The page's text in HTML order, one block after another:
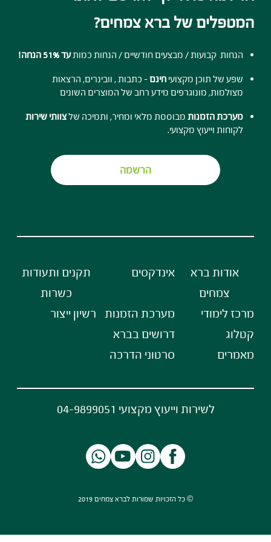
המטפלים של ברא צמחים?
הנחות קבועות / מבצעים חודשיים / הנחות כמותעד 51% הנחה!
שפע של תוכן מקצועיחינם- כתבות , וובינרים, הרצאות
מצולמות, מונוגרפים מידע רחב של המוצרים השונים
מערכת הזמנות מבוססת מלאי ומחיר, ותמיכה שלצוותי שירות
לקוחות וייעוץ מקצועי.
הרשמה
אודות ברא
צמחים
מרכז לימודי
קטלוג
מאמרים
אינדקסים
מערכת הזמנות
דרושים בברא
סרטוני הדרכה
תקנים ותעודות
כשרות
רשיון ייצור
לשירות וייעוץ מקצועי 04-9899051
© כל הזכויות שמורות לברא צמחים 2019